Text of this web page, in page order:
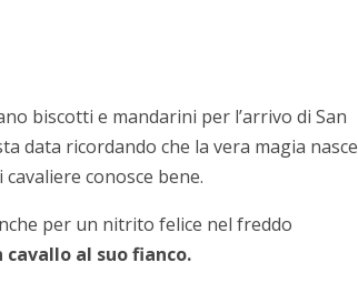
biscotti e mandarini per l’arrivo di San
data ricordando che la vera magia nasce
conosce bene.
per un nitrito felice nel freddo
cavallo al suo fianco.